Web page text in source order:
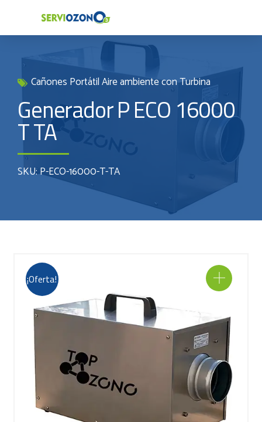
Cañones Portátil Aire ambiente con Turbina
Generador P ECO 16000
T TA
SKU: P-ECO-16000-T-TA
¡Oferta!